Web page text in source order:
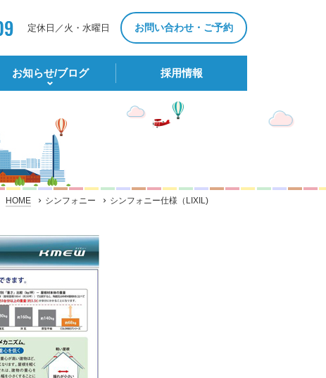
定休日／火・水曜日 お問い合わせ・ご予約
お知らせ/ブログ 採⽤情報
HOME シンフォニー シンフォニー仕様（LIXIL)